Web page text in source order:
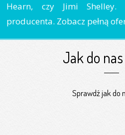
Hearn, czy Jimi Shelley.
producenta. Zobacz pełną
Jak do
Sprawdź jak do